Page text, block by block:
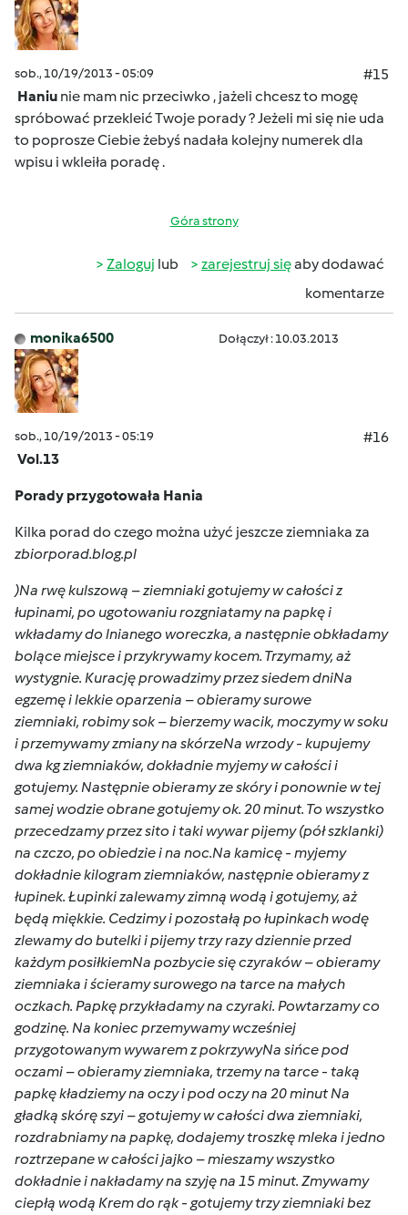
sob., 10/19/2013 - 05:09
#15
Haniu nie mam nic przeciwko , jażeli chcesz to mogę
spróbować przekleić Twoje porady ? Jeżeli mi się nie uda
to poprosze Ciebie żebyś nadała kolejny numerek dla
wpisu i wkleiła poradę .
Góra strony
Zaloguj lub zarejestruj sięaby dodawać
komentarze
monika6500 Dołączył : 10.03.2013
sob., 10/19/2013 - 05:19
#16
Vol.13
Porady przygotowała Hania
Kilka porad do czego można użyć jeszcze ziemniaka za
zbiorporad.blog.pl
)Na rwę kulszową – ziemniaki gotujemy w całości z
łupinami, po ugotowaniu rozgniatamy na papkę i
wkładamy do lnianego woreczka, a następnie obkładamy
bolące miejsce i przykrywamy kocem. Trzymamy, aż
wystygnie. Kurację prowadzimy przez siedem dniNa
egzemę i lekkie oparzenia – obieramy surowe
ziemniaki, robimy sok – bierzemy wacik, moczymy w soku
i przemywamy zmiany na skórzeNa wrzody - kupujemy
dwa kg ziemniaków, dokładnie myjemy w całości i
gotujemy. Następnie obieramy ze skóry i ponownie w tej
samej wodzie obrane gotujemy ok. 20 minut. To wszystko
przecedzamy przez sito i taki wywar pijemy (pół szklanki)
na czczo, po obiedzie i na noc.Na kamicę - myjemy
dokładnie kilogram ziemniaków, następnie obieramy z
łupinek. Łupinki zalewamy zimną wodą i gotujemy, aż
będą miękkie. Cedzimy i pozostałą po łupinkach wodę
zlewamy do butelki i pijemy trzy razy dziennie przed
każdym posiłkiemNa pozbycie się czyraków – obieramy
ziemniaka i ścieramy surowego na tarce na małych
oczkach. Papkę przykładamy na czyraki. Powtarzamy co
godzinę. Na koniec przemywamy wcześniej
przygotowanym wywarem z pokrzywyNa sińce pod
oczami – obieramy ziemniaka, trzemy na tarce - taką
papkę kładziemy na oczy i pod oczy na 20 minut Na
gładką skórę szyi – gotujemy w całości dwa ziemniaki,
rozdrabniamy na papkę, dodajemy troszkę mleka i jedno
roztrzepane w całości jajko – mieszamy wszystko
dokładnie i nakładamy na szyję na 15 minut. Zmywamy
ciepłą wodą Krem do rąk - gotujemy trzy ziemniaki bez